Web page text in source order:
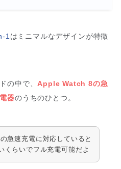
1 はミニマルなデザインが特徴
の中で、Apple Watch 8の急
器のうちのひとつ。
急速充電に対応していると
くらいでフル充電可能だよ